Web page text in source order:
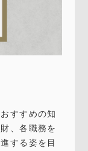
すすめの知
、各職務を
する姿を目